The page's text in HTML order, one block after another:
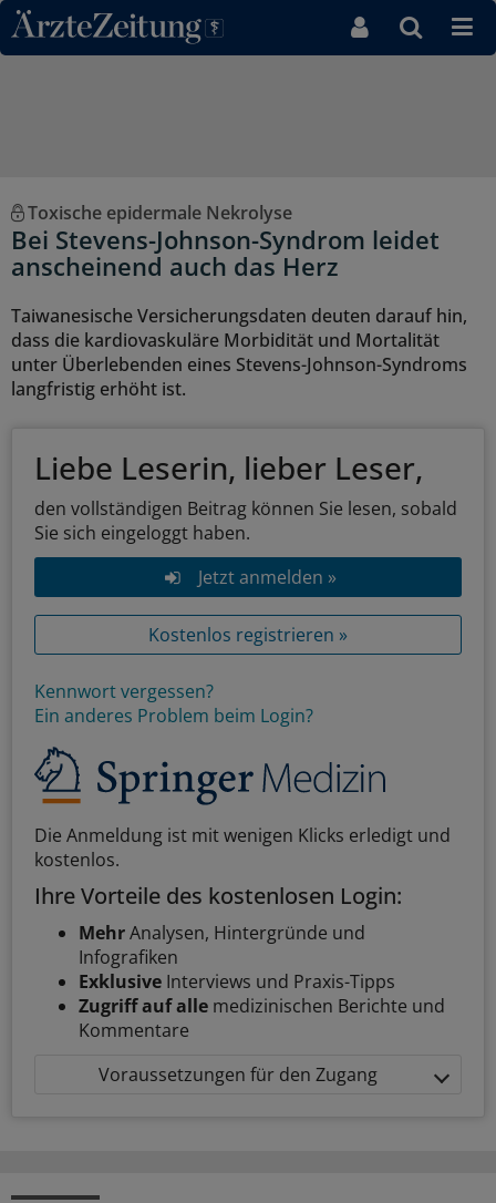
Direkt zum Inhaltsbereich
Toxische epidermale Nekrolyse
Bei Stevens-Johnson-Syndrom leidet
anscheinend auch das Herz
Taiwanesische Versicherungsdaten deuten darauf hin,
dass die kardiovaskuläre Morbidität und Mortalität
unter Überlebenden eines Stevens-Johnson-Syndroms
langfristig erhöht ist.
Liebe Leserin, lieber Leser,
den vollständigen Beitrag können Sie lesen, sobald
Sie sich eingeloggt haben.
Jetzt anmelden »
Kostenlos registrieren »
Kennwort vergessen?
Ein anderes Problem beim Login?
Die Anmeldung ist mit wenigen Klicks erledigt und
kostenlos.
Ihre Vorteile des kostenlosen Login:
MehrAnalysen, Hintergründe und
Infografiken
Exklusive Interviews und Praxis-Tipps
Zugriff auf alle medizinischen Berichte und
Kommentare
Voraussetzungen für den Zugang